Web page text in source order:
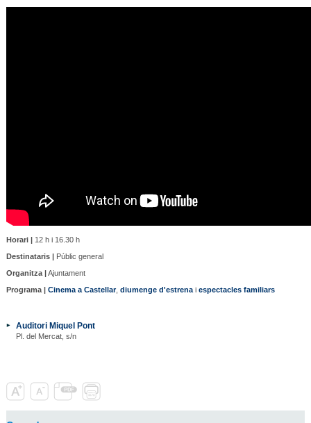
Horari |12 h i 16.30 h
Destinataris |Públic general
Organitza |Ajuntament
Programa | Cinema a Castellar, diumenge d'estrenai espectacles familiars
Auditori Miquel Pont
Pl. del Mercat, s/n